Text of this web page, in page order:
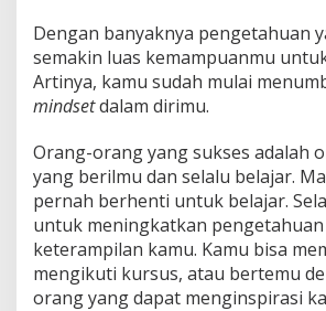
Dengan banyaknya pengetahuan
semakin luas kemampuanmu
Artinya, kamu sudah mulai
mindsetdalam dirimu.
Orang-orang yang sukses adalah
yang berilmu dan selalu belajar.
pernah berhenti untuk belajar.
untuk meningkatkan pengetahuan
keterampilan kamu. Kamu bisa
mengikuti kursus, atau bertemu
orang yang dapat menginspirasi